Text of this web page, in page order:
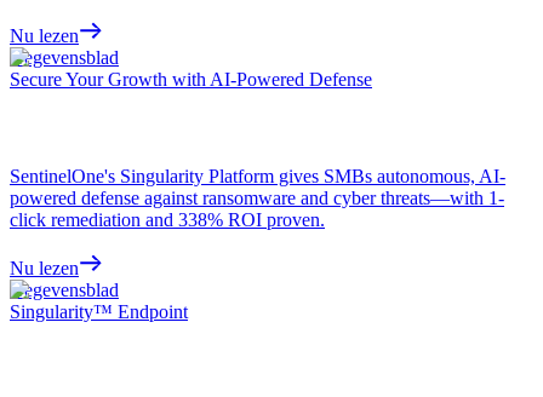
Nu lezen
Gegevensblad
Secure Your Growth with AI-Powered Defense
SentinelOne's Singularity Platform gives SMBs autonomous, AI-
powered defense against ransomware and cyber threats—with 1-
click remediation and 338% ROI proven.
Nu lezen
Gegevensblad
Singularity™ Endpoint